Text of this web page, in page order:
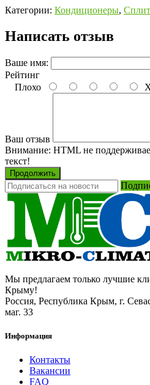
Категории: Кондиционеры,
Написать отзыв
Ваше имя:
Рейтинг
Плохо
Ваш отзыв
Внимание: HTML не
текст!
Продолжить
Мы предлагаем только лучшие
Крыму!
Россия, Республика Крым, г.
маг. 33
Информация
Контакты
Вакансии
FAQ